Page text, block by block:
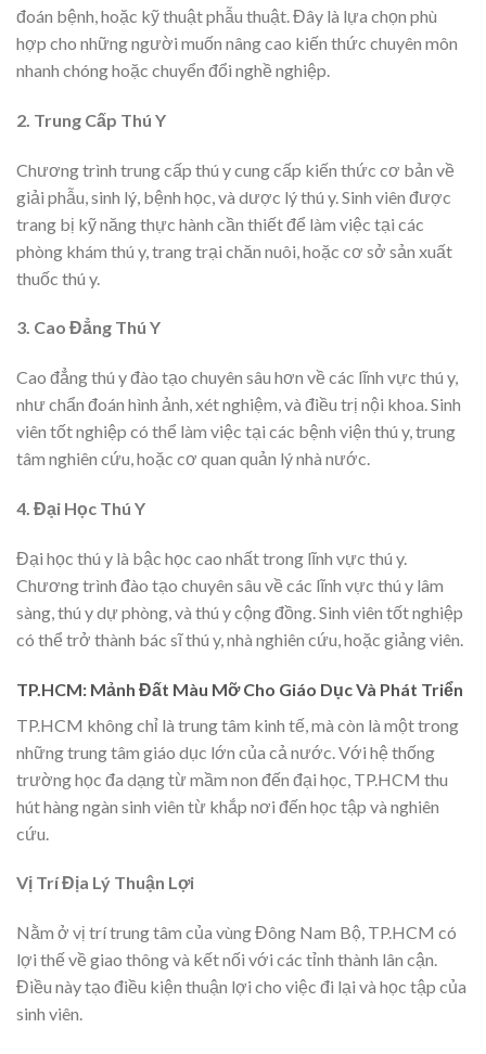
đoán bệnh, hoặc kỹ thuật phẫu thuật. Đây là lựa chọn phù
hợp cho những người muốn nâng cao kiến thức chuyên môn
nhanh chóng hoặc chuyển đổi nghề nghiệp.
2. Trung Cấp Thú Y
Chương trình trung cấp thú y cung cấp kiến thức cơ bản về
giải phẫu, sinh lý, bệnh học, và dược lý thú y. Sinh viên được
trang bị kỹ năng thực hành cần thiết để làm việc tại các
phòng khám thú y, trang trại chăn nuôi, hoặc cơ sở sản xuất
thuốc thú y.
3. Cao Đẳng Thú Y
Cao đẳng thú y đào tạo chuyên sâu hơn về các lĩnh vực thú y,
như chẩn đoán hình ảnh, xét nghiệm, và điều trị nội khoa. Sinh
viên tốt nghiệp có thể làm việc tại các bệnh viện thú y, trung
tâm nghiên cứu, hoặc cơ quan quản lý nhà nước.
4. Đại Học Thú Y
Đại học thú y là bậc học cao nhất trong lĩnh vực thú y.
Chương trình đào tạo chuyên sâu về các lĩnh vực thú y lâm
sàng, thú y dự phòng, và thú y cộng đồng. Sinh viên tốt nghiệp
có thể trở thành bác sĩ thú y, nhà nghiên cứu, hoặc giảng viên.
TP.HCM: Mảnh Đất Màu Mỡ Cho Giáo Dục Và Phát Triển
TP.HCM không chỉ là trung tâm kinh tế, mà còn là một trong
những trung tâm giáo dục lớn của cả nước. Với hệ thống
trường học đa dạng từ mầm non đến đại học, TP.HCM thu
hút hàng ngàn sinh viên từ khắp nơi đến học tập và nghiên
cứu.
Vị Trí Địa Lý Thuận Lợi
Nằm ở vị trí trung tâm của vùng Đông Nam Bộ, TP.HCM có
lợi thế về giao thông và kết nối với các tỉnh thành lân cận.
Điều này tạo điều kiện thuận lợi cho việc đi lại và học tập của
sinh viên.